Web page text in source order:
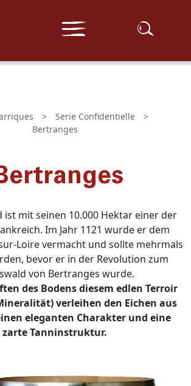
Serie Confidentielle
Sonderserie
Auf Maß
Medien
> Serie Confidentielle
>
Bertranges
ist mit seinen 10.000 Hektar einer der
Im Jahr 1121 wurde er dem
Loire vermacht und sollte mehrmals
bevor er in der Revolution zum
von Bertranges wurde.
des Bodens diesem edlen Terroir
verleihen den Eichen aus
eleganten Charakter und eine
zarte Tanninstruktur.